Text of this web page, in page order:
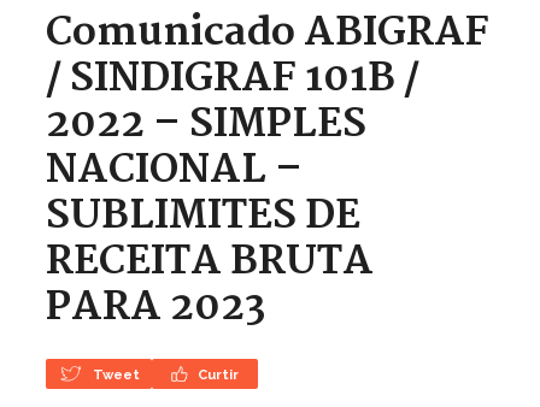
Comunicado ABIGRAF
/ SINDIGRAF 101B /
2022 – SIMPLES
NACIONAL –
SUBLIMITES DE
RECEITA BRUTA
PARA 2023
Tweet Curtir